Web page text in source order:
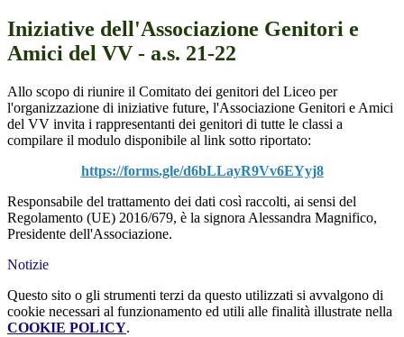
Iniziative dell'Associazione Genitori e
Amici del VV - a.s. 21-22
Allo scopo di riunire il Comitato dei genitori del Liceo per
l'organizzazione di iniziative future, l'Associazione Genitori e Amici
del VV invita i rappresentanti dei genitori di tutte le classi a
compilare il modulo disponibile al link sotto riportato:
https://forms.gle/d6bLLayR9Vv6EYyj8
Responsabile del trattamento dei dati così raccolti, ai sensi del
Regolamento (UE) 2016/679, è la signora Alessandra Magnifico,
Presidente dell'Associazione.
Notizie
Questo sito o gli strumenti terzi da questo utilizzati si avvalgono di
cookie necessari al funzionamento ed utili alle finalità illustrate nella
COOKIE POLICY.